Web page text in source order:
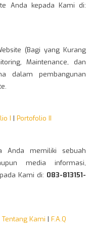
Anda kepada Kami di:
(Bagi yang Kurang
Maintenance, dan
dalam pembangunan
I | Portofolio II
Anda memiliki sebuah
media informasi,
Kami di: 083-813151-
Tentang Kami | F.A.Q